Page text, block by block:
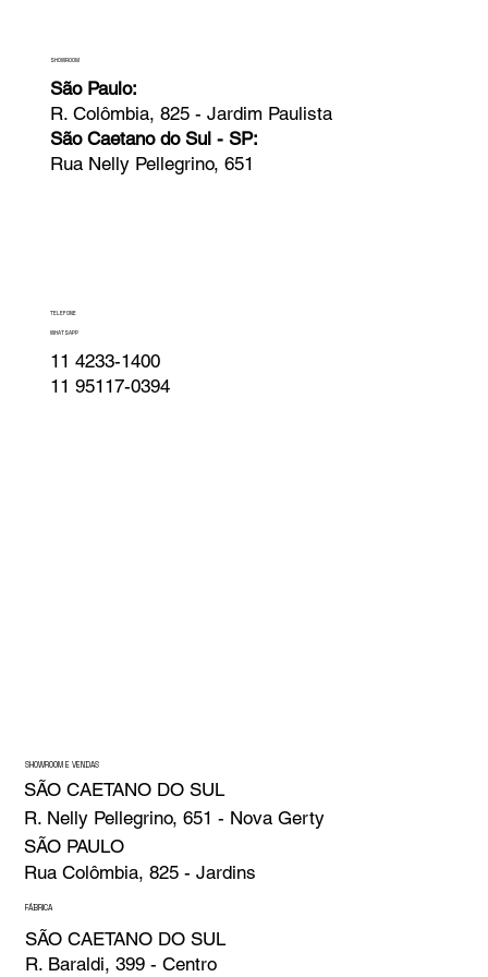
SHOWROOM
São Paulo:
R. Colômbia, 825 - Jardim Paulista
São Caetano do Sul - SP:
Rua Nelly Pellegrino, 651
TELEFONE
11 4233-1400
WHATSAPP
11 95117-0394
FÁBRICA
SÃO CAETANO DO SUL
R. Baraldi, 399 - Centro
SHOWROOM E VENDAS
SÃO PAULO
SÃO CAETANO DO SUL
Rua Colômbia, 825 - Jardins
R. Nelly Pellegrino, 651 - Nova Gerty